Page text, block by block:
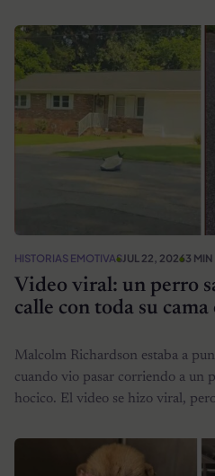
HISTORIAS EMOTIVASJUL 22, 20263 MIN
Video viral: un perro
calle con toda su
Malcolm Richardson estaba a
cuando vio pasar corriendo a un
hocico. El video se hizo viral,